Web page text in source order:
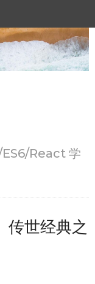
React 学
世经典之